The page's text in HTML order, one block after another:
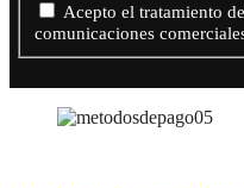
Acepto el tratamiento
comunicaciones